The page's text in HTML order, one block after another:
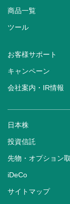
商品一覧
ツール
お客様サポート
キャンペーン
会社案内・IR情報
日本株
投資信託
先物・オプション取
iDeCo
サイトマップ